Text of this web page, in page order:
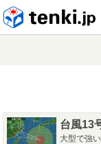
台風13
大型で強